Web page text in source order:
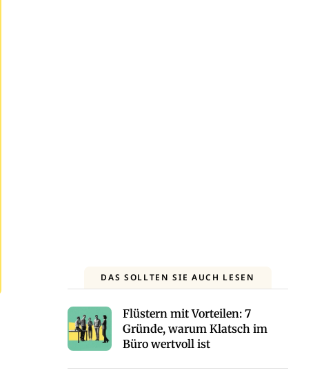
DAS SOLLTEN SIE AUCH LESEN
Flüstern mit Vorteilen: 7
Gründe, warum Klatsch im
Büro wertvoll ist